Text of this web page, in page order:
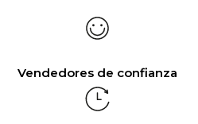
Vendedores de confianza